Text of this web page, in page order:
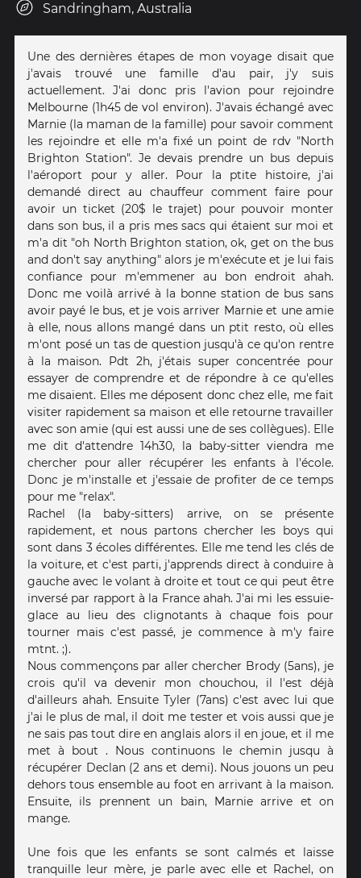
Sandringham, Australia
Une des dernières étapes de mon voyage disait que
j'avais trouvé une famille d'au pair, j'y suis
actuellement. J'ai donc pris l'avion pour rejoindre
Melbourne (1h45 de vol environ). J'avais échangé avec
Marnie (la maman de la famille) pour savoir comment
les rejoindre et elle m'a fixé un point de rdv "North
Brighton Station". Je devais prendre un bus depuis
l'aéroport pour y aller. Pour la ptite histoire, j'ai
demandé direct au chauffeur comment faire pour
avoir un ticket (20$ le trajet) pour pouvoir monter
dans son bus, il a pris mes sacs qui étaient sur moi et
m'a dit "oh North Brighton station, ok, get on the bus
and don't say anything" alors je m'exécute et je lui fais
confiance pour m'emmener au bon endroit ahah.
Donc me voilà arrivé à la bonne station de bus sans
avoir payé le bus, et je vois arriver Marnie et une amie
à elle, nous allons mangé dans un ptit resto, où elles
m'ont posé un tas de question jusqu'à ce qu'on rentre
à la maison. Pdt 2h, j'étais super concentrée pour
essayer de comprendre et de répondre à ce qu'elles
me disaient. Elles me déposent donc chez elle, me fait
visiter rapidement sa maison et elle retourne travailler
avec son amie (qui est aussi une de ses collègues). Elle
me dit d'attendre 14h30, la baby-sitter viendra me
chercher pour aller récupérer les enfants à l'école.
Donc je m'installe et j'essaie de profiter de ce temps
pour me "relax".
Rachel (la baby-sitters) arrive, on se présente
rapidement, et nous partons chercher les boys qui
sont dans 3 écoles différentes. Elle me tend les clés de
la voiture, et c'est parti, j'apprends direct à conduire à
gauche avec le volant à droite et tout ce qui peut être
inversé par rapport à la France ahah. J'ai mi les essuie-
glace au lieu des clignotants à chaque fois pour
tourner mais c'est passé, je commence à m'y faire
mtnt. ;).
Nous commençons par aller chercher Brody (5ans), je
crois qu'il va devenir mon chouchou, il l'est déjà
d'ailleurs ahah. Ensuite Tyler (7ans) c'est avec lui que
j'ai le plus de mal, il doit me tester et vois aussi que je
ne sais pas tout dire en anglais alors il en joue, et il me
met à bout . Nous continuons le chemin jusqu à
récupérer Declan (2 ans et demi). Nous jouons un peu
dehors tous ensemble au foot en arrivant à la maison.
Ensuite, ils prennent un bain, Marnie arrive et on
mange.
Une fois que les enfants se sont calmés et laisse
tranquille leur mère, je parle avec elle et Rachel, on